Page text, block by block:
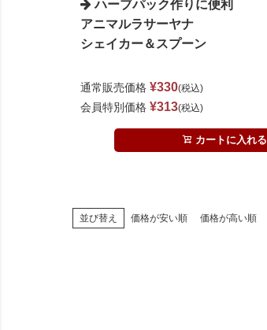
ハーブパック作りに便利
アニマルラサーヤナ
シェイカー＆スプーン
通常販売価格 ¥330 税込
会員特別価格 ¥313 税込
カートに入れる
並び替え 価格が安い順 価格が高い順